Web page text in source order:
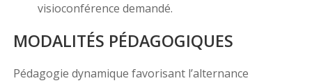
visioconférence demandé.
MODALITÉS PÉDAGOGIQUES
Pédagogie dynamique favorisant l’alternance